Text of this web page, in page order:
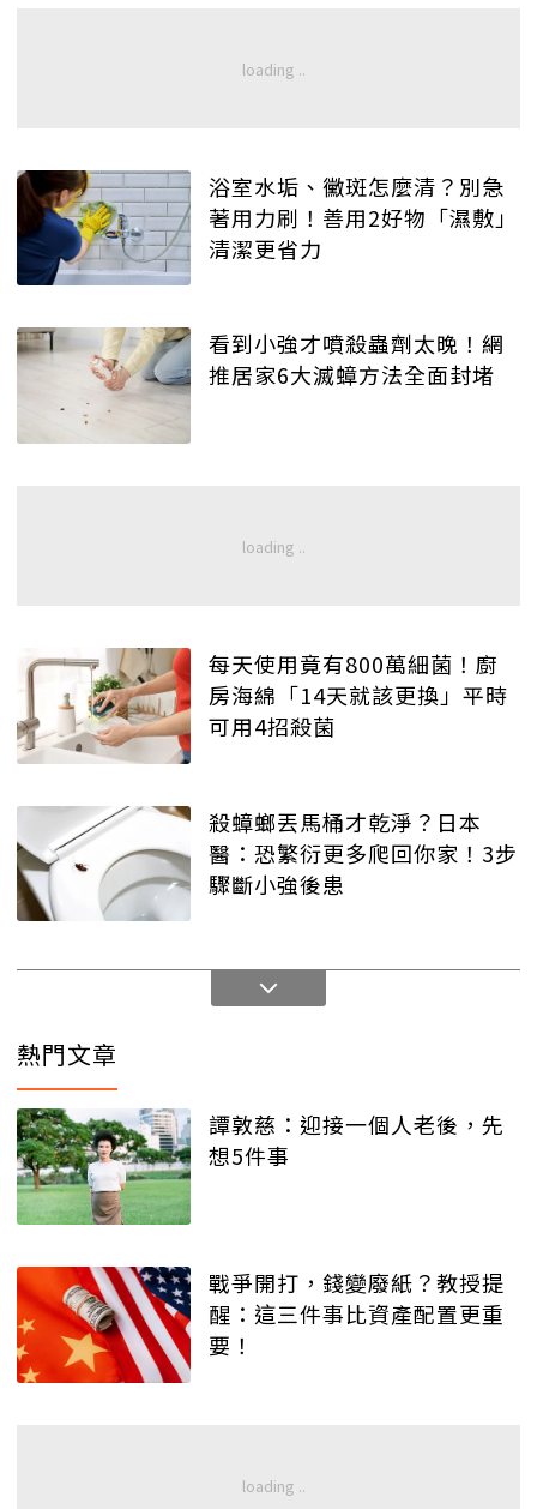
浴室水垢、黴斑怎麼清？別急
著用力刷！善用2好物「濕敷」
清潔更省力
看到小強才噴殺蟲劑太晚！網
推居家6大滅蟑方法全面封堵
每天使用竟有800萬細菌！廚
房海綿「14天就該更換」平時
可用4招殺菌
殺蟑螂丟馬桶才乾淨？日本
醫：恐繁衍更多爬回你家！3步
驟斷小強後患
熱門文章
譚敦慈：迎接一個人老後，先
想5件事
戰爭開打，錢變廢紙？教授提
醒：這三件事比資產配置更重
要！